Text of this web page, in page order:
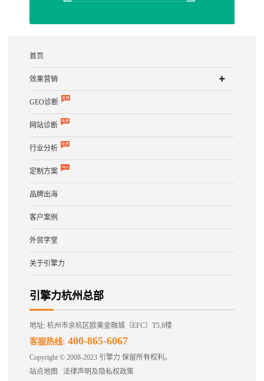
首页
效果营销
GEO诊断
网站诊断
行业分析
定制方案
品牌出海
客户案例
外贸学堂
关于引擎力
引擎力杭州总部
地址: 杭州市余杭区欧美金融城（EFC）T5,8楼
客服热线: 400-865-6067
Copyright © 2008-2023 引擎力 保留所有权利。
站点地图
法律声明及隐私权政策